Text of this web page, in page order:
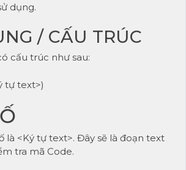
dụng.
/ CẤU TRÚC
cấu trúc như sau:
tự text>)
là <Ký tự text>. Đây sẽ là đoạn text
tra mã Code.